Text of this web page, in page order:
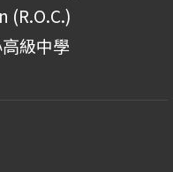
(R.O.C.)
級中學